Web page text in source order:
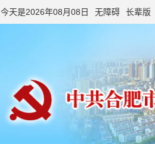
今天是2026年08月08日 无障碍 长辈版